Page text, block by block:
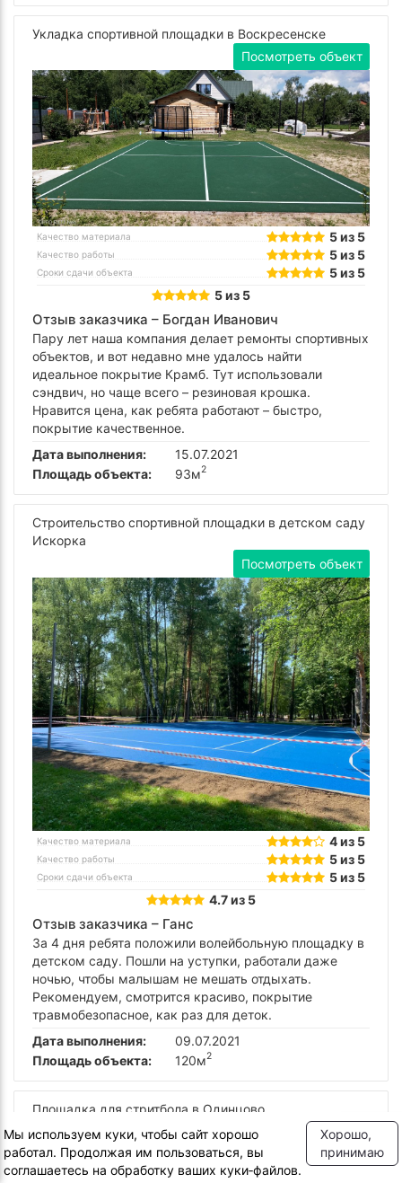
Укладка спортивной площадки в Воскресенске
Посмотреть объект
Качество материала 5 из 5
Качество работы 5 из 5
Сроки сдачи объекта
5 из 5
5 из 5
Отзыв заказчика – Богдан Иванович
Пару лет наша компания делает ремонты спортивных
объектов, и вот недавно мне удалось найти
идеальное покрытие Крамб. Тут использовали
сэндвич, но чаще всего – резиновая крошка.
Нравится цена, как ребята работают – быстро,
покрытие качественное.
Дата выполнения:
15.07.2021
Площадь объекта:
93м2
Строительство спортивной площадки в детском саду
Искорка
Посмотреть объект
Качество материала 4 из 5
Качество работы 5 из 5
Сроки сдачи объекта
5 из 5
4.7 из 5
Отзыв заказчика – Ганс
За 4 дня ребята положили волейбольную площадку в
детском саду. Пошли на уступки, работали даже
ночью, чтобы малышам не мешать отдыхать.
Рекомендуем, смотрится красиво, покрытие
травмобезопасное, как раз для деток.
Дата выполнения:
09.07.2021
Площадь объекта:
120м2
Площадка для стритбола в Одинцово
Посмотреть объект
Мы используем куки, чтобы сайт хорошо
работал. Продолжая им пользоваться, вы
соглашаетесь на обработку ваших куки‑файлов.
Хорошо,
принимаю